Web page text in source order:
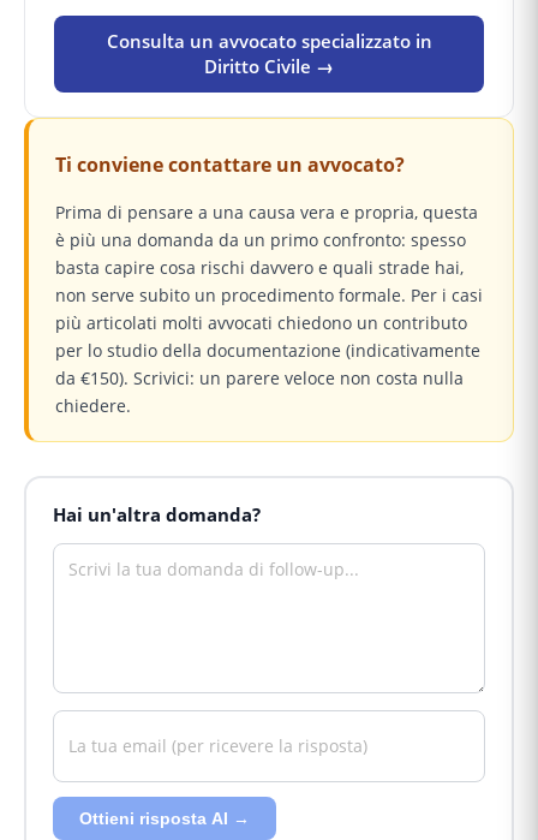
Consulta un avvocato specializzato in
Diritto Civile →
Ti conviene contattare un avvocato?
Prima di pensare a una causa vera e propria, questa
è più una domanda da un primo confronto: spesso
basta capire cosa rischi davvero e quali strade hai,
non serve subito un procedimento formale. Per i casi
più articolati molti avvocati chiedono un contributo
per lo studio della documentazione (indicativamente
da €150). Scrivici: un parere veloce non costa nulla
chiedere.
Hai un'altra domanda?
Ottieni risposta AI →